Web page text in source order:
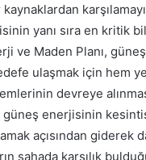
kaynaklardan
yanı sıra en kritik
ve Maden Planı,
ulaşmak için hem
devreye
enerjisinin
açısından giderek
sahada karşılık